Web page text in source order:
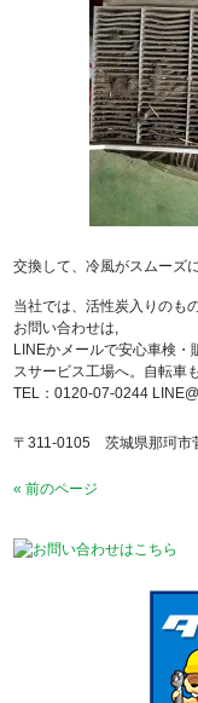
交換して、冷風がスムーズ
当社では、活性炭入りのも
お問い合わせは,
LINEかメールで安心車検
スサービス工場へ。自転車も
TEL：0120-07-0244
〒311-0105 茨城県那珂市
« 前のページ